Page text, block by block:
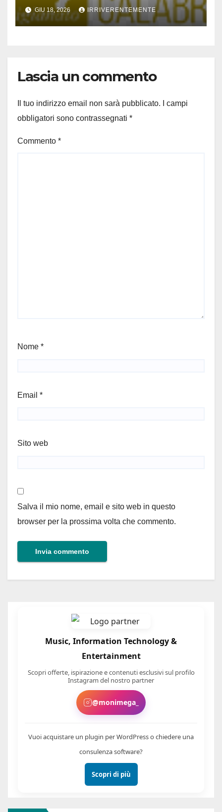
estate ’26
GIU 18, 2026 IRRIVERENTEMENTE
Lascia un commento
Il tuo indirizzo email non sarà pubblicato.
I campi
obbligatori sono contrassegnati *
Commento *
Nome *
Email *
Sito web
Salva il mio nome, email e sito web in questo
browser per la prossima volta che commento.
Music, Information Technology &
Entertainment
Scopri offerte, ispirazione e contenuti esclusivi sul profilo
Instagram del nostro partner
@monimega_
Vuoi acquistare un plugin per WordPress o chiedere una
consulenza software?
Scopri di più